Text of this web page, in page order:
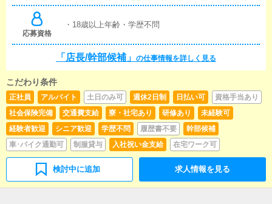
応募資格
・18歳以上年齢・学歴不問
「店長/幹部候補」 の仕事情報を詳しく見る
こだわり条件
正社員 アルバイト 土日のみ可 週休2日制 日払い可
資格手当あり
社会保険完備
交通費支給 寮・社宅あり 研修あり
未経験可
経験者歓迎
シニア歓迎 学歴不問 履歴書不要
幹部候補
車･バイク通勤可
制服貸与 入社祝い金支給 在宅ワーク可
検討中に追加 求人情報を見る